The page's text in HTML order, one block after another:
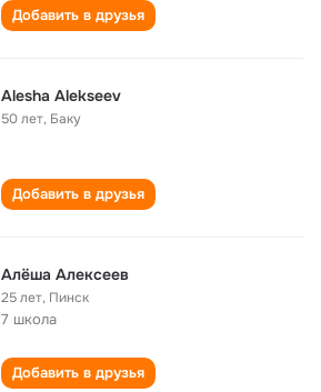
Добавить в друзья
Alesha Alekseev
50 лет, Баку
Добавить в друзья
Алёша Алексеев
25 лет, Пинск
7 школа
Добавить в друзья